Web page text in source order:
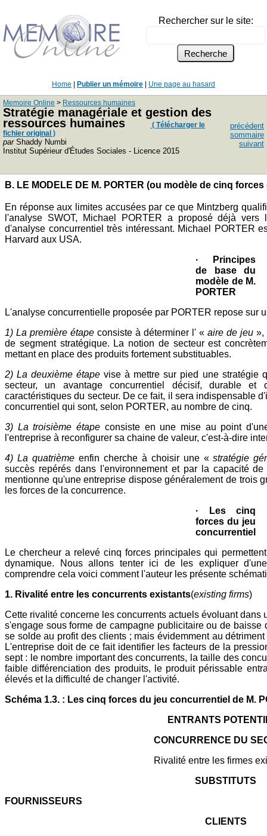
Rechercher sur le site:
Home Publier un mémoire Une page au hasard
Memoire Online > Ressources humaines
Stratégie managériale et gestion des
ressources humaines
( Télécharger le
fichier original )
parShaddy Numbi
Institut Supérieur d'Études Sociales - Licence 2015
précédent
sommaire
suivant
B. LE MODELE DE M. PORTER (ou modèle de cinq
En réponse aux limites accusées par ce que Mintzberg
l'analyse SWOT, Michael PORTER a proposé déjà vers
d'analyse concurrentiel très intéressant. Michael PORTER
Harvard aux USA.
· Principes
de base du
modèle de M.
PORTER
L'analyse concurrentielle proposée par PORTER repose sur
1) La première étape consiste à déterminer l' « aire de jeu »,
de segment stratégique. La notion de secteur est
mettant en place des produits fortement substituables.
2) La deuxième étape vise à mettre sur pied une stratégie
secteur, un avantage concurrentiel décisif, durable
caractéristiques du secteur. De ce fait, il sera indispensable
concurrentiel qui sont, selon PORTER, au nombre de cinq.
3) La troisième étape consiste en une mise au point
l'entreprise à reconfigurer sa chaine de valeur, c'est-à-dire
4) La quatrièmeenfin cherche à choisir une «stratégie
succès repérés dans l'environnement et par la capacité
mentionne qu'une entreprise dispose généralement de trois
les forces de la concurrence.
· Les cinq
forces du jeu
concurrentiel
Le chercheur a relevé cinq forces principales qui
dynamique. Nous allons tenter ici de les expliquer
comprendre cela voici comment l'auteur les présente
1. Rivalité entre les concurrents existants(existing firms)
Cette rivalité concerne les concurrents actuels évoluant dans
s'engage sous forme de campagne publicitaire ou de
se solde au profit des clients ; mais évidemment au
L'entreprise doit de ce fait identifier les facteurs de la
sept : le nombre important des concurrents, la taille des
faible différenciation des produits, le produit périssable
élevés et la difficulté de changer l'activité.
Schéma 1.3. : Les cinq forces du jeu concurrentiel de M.
ENTRANTS
CONCURRENCE DU
Rivalité entre les firmes
SUBSTITUTS
FOURNISSEURS
CLIENTS